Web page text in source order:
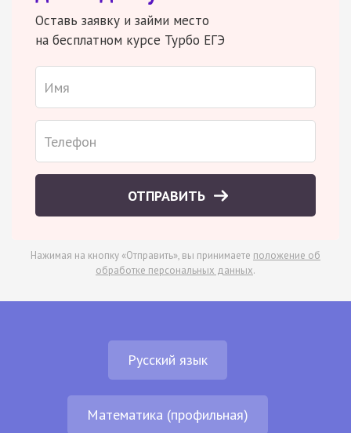
Оставь заявку и займи место
на бесплатном курсе Турбо ЕГЭ
ОТПРАВИТЬ
Нажимая на кнопку «Отправить», вы принимаете положение об
обработке персональных данных.
Русский язык
Математика (профильная)